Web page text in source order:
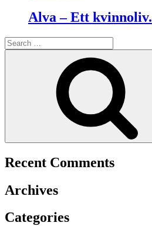
Alva – Ett kvinnoliv.
Search
for:
Recent Comments
Archives
Categories